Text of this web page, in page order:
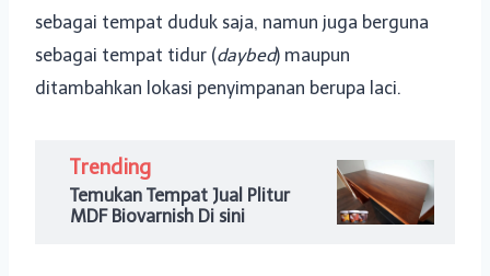
sebagai tempat duduk saja, namun juga berguna
sebagai tempat tidur (daybed) maupun
ditambahkan lokasi penyimpanan berupa laci.
Trending
Temukan Tempat Jual Plitur
MDF Biovarnish Di sini